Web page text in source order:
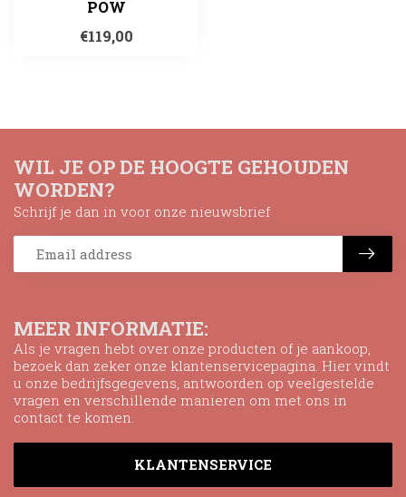
POW
€119,00
MEER INFORMATIE:
Als je vragen hebt over onze producten of je aankoop,
bezoek dan zeker onze klantenservicepagina. Hier vindt
u onze bedrijfsgegevens, antwoorden op veelgestelde
vragen en verschillende manieren om met ons in
contact te komen.
KLANTENSERVICE
WIL JE OP DE HOOGTE GEHOUDEN
WORDEN?
Schrijf je dan in voor onze nieuwsbrief